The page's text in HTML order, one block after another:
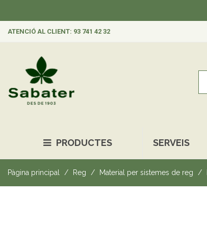
ATENCIÓ AL CLIENT: 93 741 42 32
PRODUCTES SERVEIS
Pàgina principal Reg Material per sistemes de reg